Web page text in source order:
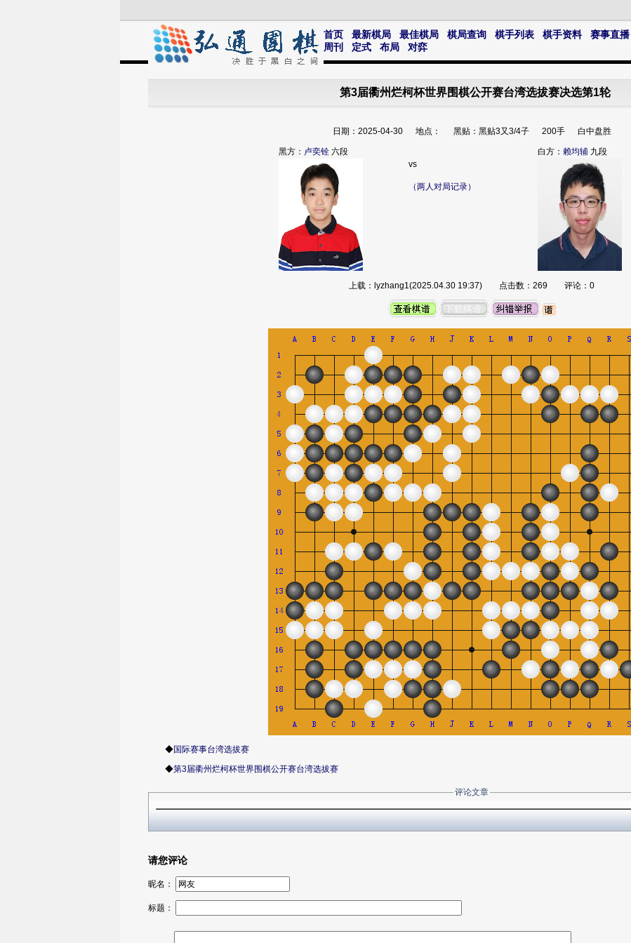
首页 最新棋局 最佳棋局 棋局查询 棋手列表 棋手资料 赛事直播
周刊
定式 布局 对弈
第3届衢州烂柯杯世界围棋公开赛台湾选拔赛决选第1轮
日期：2025-04-30 地点： 黑贴：黑贴3又3/4子 200手 白中盘胜
黑方： 卢奕铨 六段 白方： 赖均辅 九段
vs
（两人对局记录）
上载：lyzhang1(2025.04.30 19:37) 点击数：269 评论：0
◆国际赛事台湾选拔赛
◆第3届衢州烂柯杯世界围棋公开赛台湾选拔赛
评论文章
请您评论
昵名：
标题：